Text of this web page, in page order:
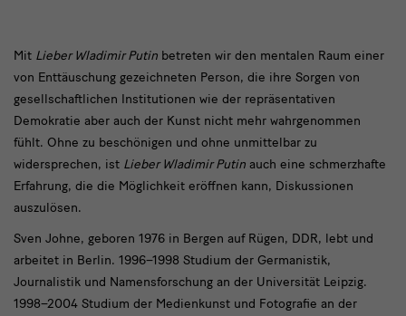
Mit
Lieber
Wladimir
Putin
Mit Lieber Wladimir Putin betreten wir den mentalen Raum einer
von Enttäuschung gezeichneten Person, die ihre Sorgen von
gesellschaftlichen Institutionen wie der repräsentativen
Demokratie aber auch der Kunst nicht mehr wahrgenommen
fühlt. Ohne zu beschönigen und ohne unmittelbar zu
widersprechen, ist Lieber Wladimir Putin auch eine schmerzhafte
Erfahrung, die die Möglichkeit eröffnen kann, Diskussionen
auszulösen.
Sven Johne, geboren 1976 in Bergen auf Rügen, DDR, lebt und
arbeitet in Berlin. 1996–1998 Studium der Germanistik,
Journalistik und Namensforschung an der Universität Leipzig.
1998–2004 Studium der Medienkunst und Fotografie an der